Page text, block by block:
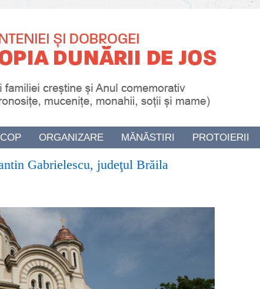
ORGANIZARE MĂNĂSTIRI PROTOIERII
Gabrielescu, judeţul Brăila